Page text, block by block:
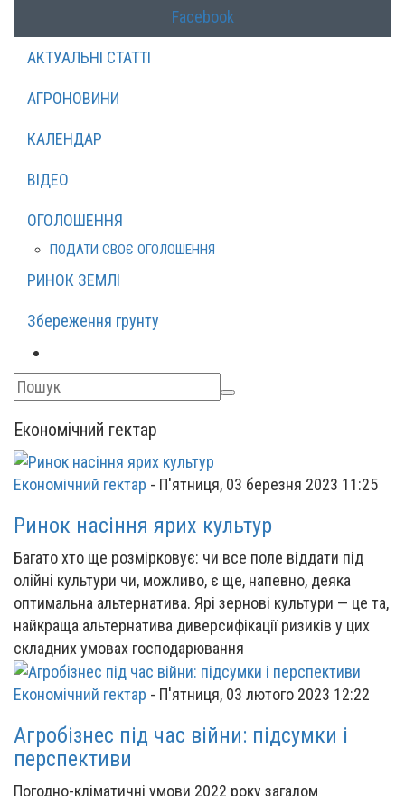
Facebook
АКТУАЛЬНІ СТАТТІ
АГРОНОВИНИ
КАЛЕНДАР
ВІДЕО
ОГОЛОШЕННЯ
ПОДАТИ СВОЄ ОГОЛОШЕННЯ
РИНОК ЗЕМЛІ
Збереження грунту
Економічний гектар
Економічний гектар - П'ятниця, 03 березня 2023 11:25
Ринок насіння ярих культур
Багато хто ще розмірковує: чи все поле віддати під
олійні культури чи, можливо, є ще, напевно, деяка
оптимальна альтернатива. Ярі зернові культури — це та,
найкраща альтернатива диверсифікації ризиків у цих
складних умовах господарювання
Економічний гектар - П'ятниця, 03 лютого 2023 12:22
Агробізнес під час війни: підсумки і
перспективи
Погодно-кліматичні умови 2022 року загалом